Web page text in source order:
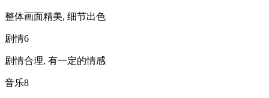
整体画面精美, 细节出色
剧情6
剧情合理, 有一定的情感
音乐8